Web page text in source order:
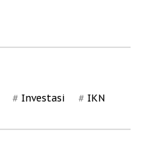
Investasi IKN